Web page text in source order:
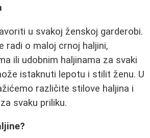
u svakoj ženskoj garderobi.
radi o maloj crnoj haljini,
ili udobnim haljinama za svaki
istaknuti lepotu i stilit ženu. U
različite stilove haljina i
svaku priliku.